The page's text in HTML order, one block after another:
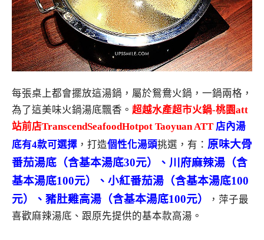
每張桌上都會擺放這湯鍋，屬於鴛鴦火鍋，一鍋兩格，
為了這美味火鍋湯底飄香。 超越水產超市火鍋-桃園att
站前店TranscendSeafoodHotpot Taoyuan ATT 店內湯
底有4款可選擇 ，打造個性化湯頭挑選，有： 原味大骨
番茄湯底（含基本湯底30元）、川府麻辣湯（含
基本湯底100元）、小紅番茄湯（含基本湯底100
元）、豬肚雞高湯（含基本湯底100元）
，萍子最
喜歡麻辣湯底、跟原先提供的基本款高湯。